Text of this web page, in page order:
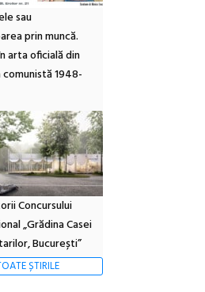
sau
prin muncă.
arta oficială din
comunistă 1948-
Concursului
„Grădina Casei
București”
ȘTIRILE